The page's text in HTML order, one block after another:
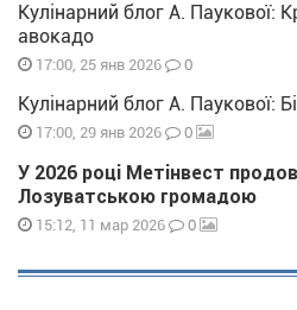
Кулінарний блог А. Паукової:
авокадо
17:00, 25 янв 2026 0
Кулінарний блог А. Паукової:
17:00, 29 янв 2026 0
У 2026 році Метінвест
Лозуватською громадою
15:12, 11 мар 2026 0